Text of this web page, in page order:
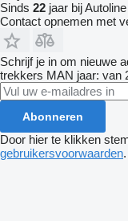
Sinds 22 jaar bij Autoline
Contact opnemen met
Schrijf je in om nieuwe
trekkers MAN jaar: van
Abonneren
Door hier te klikken
gebruikersvoorwaarden.